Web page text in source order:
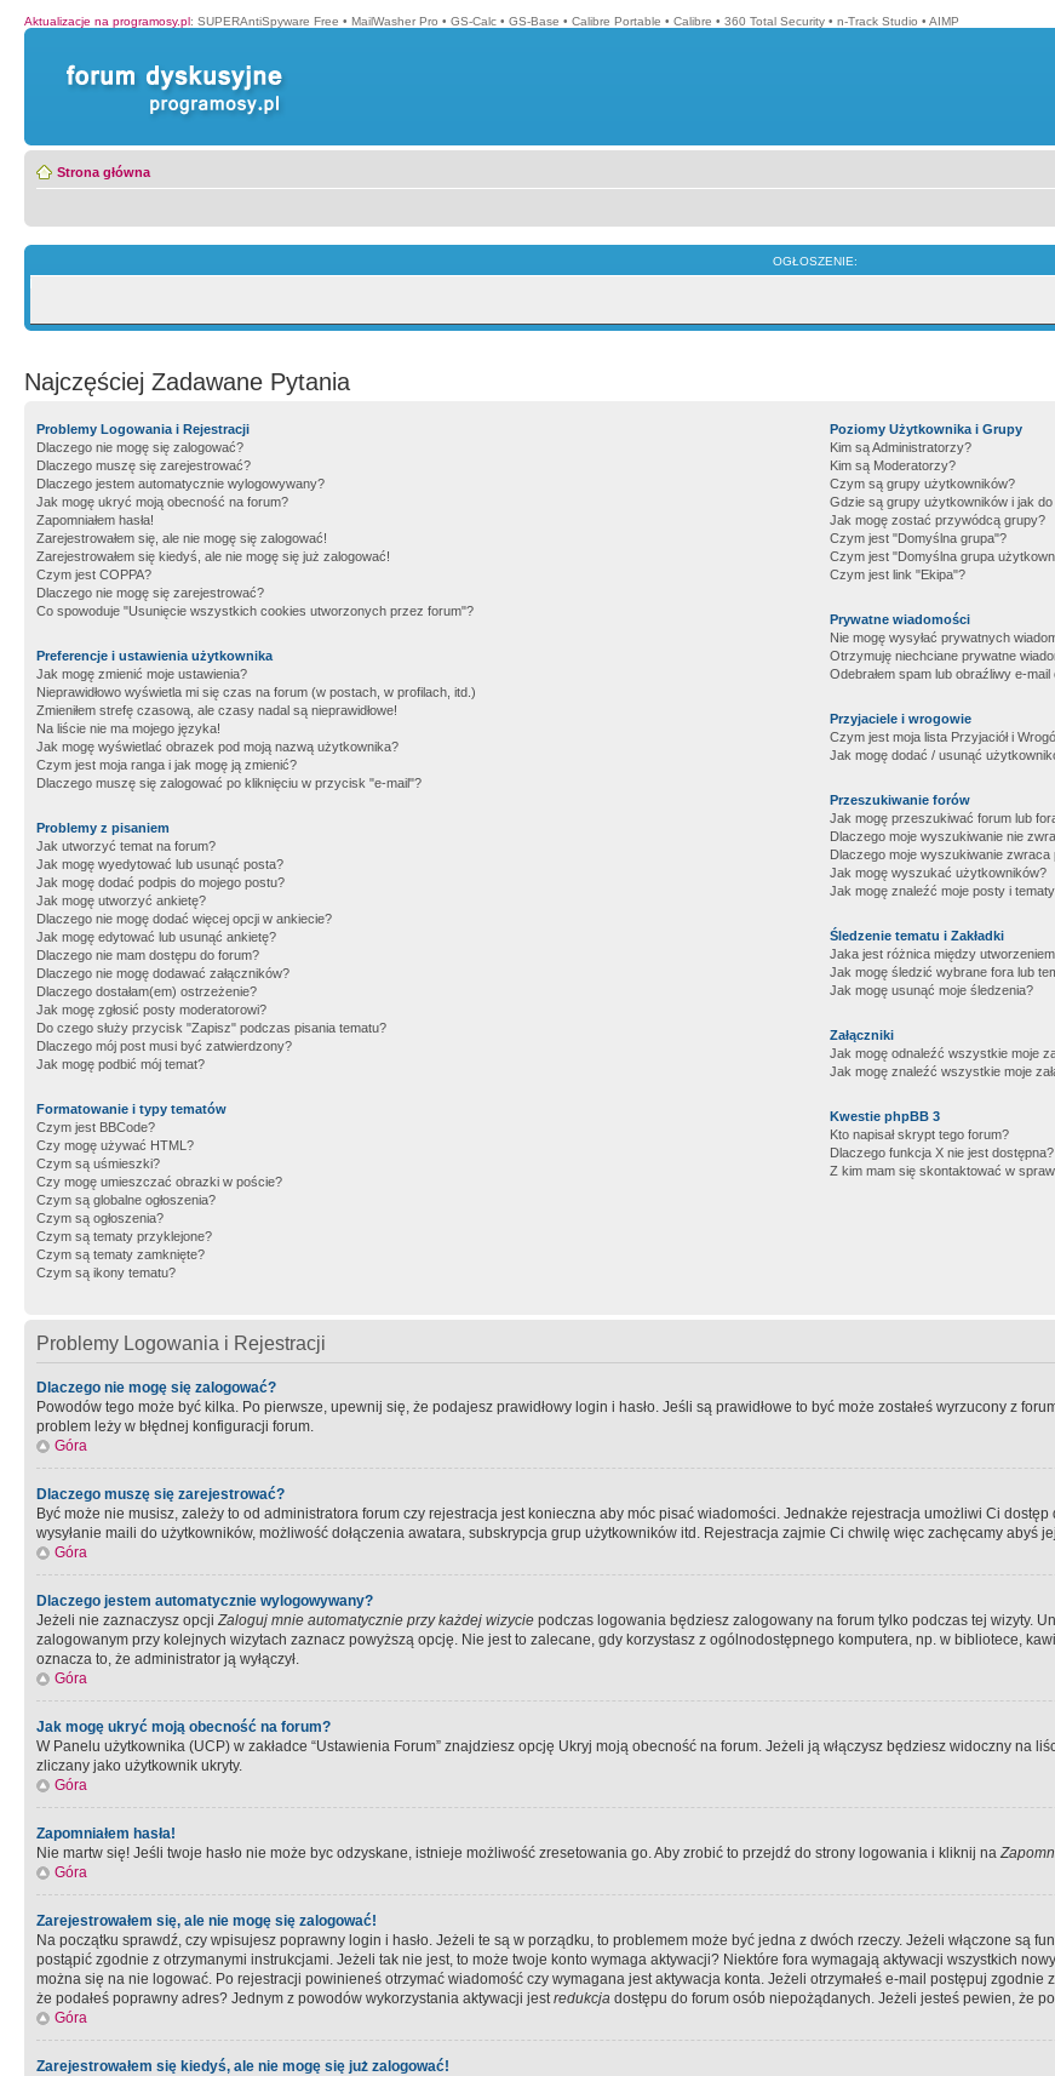
Aktualizacje na programosy.pl: SUPERAntiSpyware Free • MailWasher Pro • GS-Calc • GS-Base • Calibre Portable • Calibre • 360 Total Security • n-Track Studio • AIMP
Strona główna
OGŁOSZENIE:
Najczęściej Zadawane Pytania
Problemy Logowania i Rejestracji
Dlaczego nie mogę się zalogować?
Dlaczego muszę się zarejestrować?
Dlaczego jestem automatycznie wylogowywany?
Jak mogę ukryć moją obecność na forum?
Zapomniałem hasła!
Zarejestrowałem się, ale nie mogę się zalogować!
Zarejestrowałem się kiedyś, ale nie mogę się już zalogować!
Czym jest COPPA?
Dlaczego nie mogę się zarejestrować?
Co spowoduje "Usunięcie wszystkich cookies utworzonych przez forum"?
Preferencje i ustawienia użytkownika
Jak mogę zmienić moje ustawienia?
Nieprawidłowo wyświetla mi się czas na forum (w postach, w profilach, itd.)
Zmieniłem strefę czasową, ale czasy nadal są nieprawidłowe!
Na liście nie ma mojego języka!
Jak mogę wyświetlać obrazek pod moją nazwą użytkownika?
Czym jest moja ranga i jak mogę ją zmienić?
Dlaczego muszę się zalogować po kliknięciu w przycisk "e-mail"?
Problemy z pisaniem
Jak utworzyć temat na forum?
Jak mogę wyedytować lub usunąć posta?
Jak mogę dodać podpis do mojego postu?
Jak mogę utworzyć ankietę?
Dlaczego nie mogę dodać więcej opcji w ankiecie?
Jak mogę edytować lub usunąć ankietę?
Dlaczego nie mam dostępu do forum?
Dlaczego nie mogę dodawać załączników?
Dlaczego dostałam(em) ostrzeżenie?
Jak mogę zgłosić posty moderatorowi?
Do czego służy przycisk "Zapisz" podczas pisania tematu?
Dlaczego mój post musi być zatwierdzony?
Jak mogę podbić mój temat?
Formatowanie i typy tematów
Czym jest BBCode?
Czy mogę używać HTML?
Czym są uśmieszki?
Czy mogę umieszczać obrazki w poście?
Czym są globalne ogłoszenia?
Czym są ogłoszenia?
Czym są tematy przyklejone?
Czym są tematy zamknięte?
Czym są ikony tematu?
Poziomy Użytkownika i Grupy
Kim są Administratorzy?
Kim są Moderatorzy?
Czym są grupy użytkowników?
Gdzie są grupy użytkowników i jak do
Jak mogę zostać przywódcą grupy?
Czym jest "Domyślna grupa"?
Czym jest "Domyślna grupa
Czym jest link "Ekipa"?
Prywatne wiadomości
Nie mogę wysyłać prywatnych
Otrzymuję niechciane prywatne
Odebrałem spam lub obraźliwy e-
Przyjaciele i wrogowie
Czym jest moja lista Przyjaciół i
Jak mogę dodać / usunąć
Przeszukiwanie forów
Jak mogę przeszukiwać forum lub
Dlaczego moje wyszukiwanie nie
Dlaczego moje wyszukiwanie zwraca
Jak mogę wyszukać użytkowników?
Jak mogę znaleźć moje posty i
Śledzenie tematu i Zakładki
Jaka jest różnica między
Jak mogę śledzić wybrane fora lub
Jak mogę usunąć moje śledzenia?
Załączniki
Jak mogę odnaleźć wszystkie moje
Jak mogę znaleźć wszystkie moje
Kwestie phpBB 3
Kto napisał skrypt tego forum?
Dlaczego funkcja X nie jest dostępna?
Z kim mam się skontaktować w
Problemy Logowania i Rejestracji
Dlaczego nie mogę się zalogować?
Powodów tego może być kilka. Po pierwsze, upewnij się, że podajesz prawidłowy login i hasło. Jeśli są prawidłowe to być może zostałeś wyrzucony z
problem leży w błędnej konfiguracji forum.
Góra
Dlaczego muszę się zarejestrować?
Być może nie musisz, zależy to od administratora forum czy rejestracja jest konieczna aby móc pisać wiadomości. Jednakże rejestracja umożliwi Ci
wysyłanie maili do użytkowników, możliwość dołączenia awatara, subskrypcja grup użytkowników itd. Rejestracja zajmie Ci chwilę więc zachęcamy abyś
Góra
Dlaczego jestem automatycznie wylogowywany?
Jeżeli nie zaznaczysz opcjiZaloguj mnie automatycznie przy każdej wizycie podczas logowania będziesz zalogowany na forum tylko podczas tej wizyty.
zalogowanym przy kolejnych wizytach zaznacz powyższą opcję. Nie jest to zalecane, gdy korzystasz z ogólnodostępnego komputera, np. w bibliotece,
oznacza to, że administrator ją wyłączył.
Góra
Jak mogę ukryć moją obecność na forum?
W Panelu użytkownika (UCP) w zakładce “Ustawienia Forum” znajdziesz opcję Ukryj moją obecność na forum. Jeżeli ją włączysz będziesz widoczny na
zliczany jako użytkownik ukryty.
Góra
Zapomniałem hasła!
Nie martw się! Jeśli twoje hasło nie może byc odzyskane, istnieje możliwość zresetowania go. Aby zrobić to przejdź do strony logowania i kliknij na
Góra
Zarejestrowałem się, ale nie mogę się zalogować!
Na początku sprawdź, czy wpisujesz poprawny login i hasło. Jeżeli te są w porządku, to problemem może być jedna z dwóch rzeczy. Jeżeli włączone są
postąpić zgodnie z otrzymanymi instrukcjami. Jeżeli tak nie jest, to może twoje konto wymaga aktywacji? Niektóre fora wymagają aktywacji wszystkich
można się na nie logować. Po rejestracji powinieneś otrzymać wiadomość czy wymagana jest aktywacja konta. Jeżeli otrzymałeś e-mail postępuj
że podałeś poprawny adres? Jednym z powodów wykorzystania aktywacji jestredukcja dostępu do forum osób niepożądanych. Jeżeli jesteś pewien, że
Góra
Zarejestrowałem się kiedyś, ale nie mogę się już zalogować!